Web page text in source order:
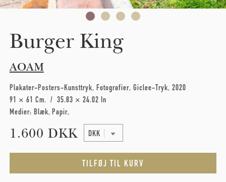
Burger King
AOAM
Plakater-Posters-Kunsttryk Fotografier Giclee-Tryk 2020
91 × 61 Cm
35.83 × 24.02 In
Medier: Blæk Papir
1.600 DKK